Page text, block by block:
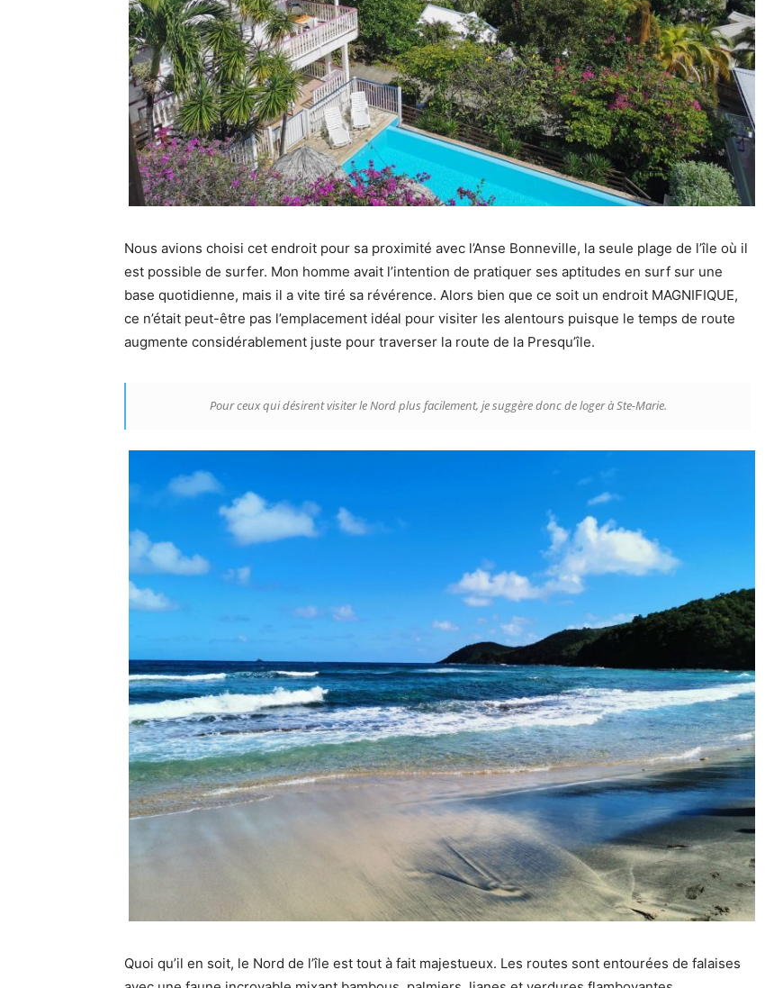
Nous avions choisi cet endroit pour sa proximité avec l’Anse Bonneville, la seule plage de l’île où il
est possible de surfer. Mon homme avait l’intention de pratiquer ses aptitudes en surf sur une
base quotidienne, mais il a vite tiré sa révérence. Alors bien que ce soit un endroit MAGNIFIQUE,
ce n’était peut-être pas l’emplacement idéal pour visiter les alentours puisque le temps de route
augmente considérablement juste pour traverser la route de la Presqu’île.
Pour ceux qui désirent visiter le Nord plus facilement, je suggère donc de loger à Ste-Marie.
Quoi qu’il en soit, le Nord de l’île est tout à fait majestueux. Les routes sont entourées de falaises